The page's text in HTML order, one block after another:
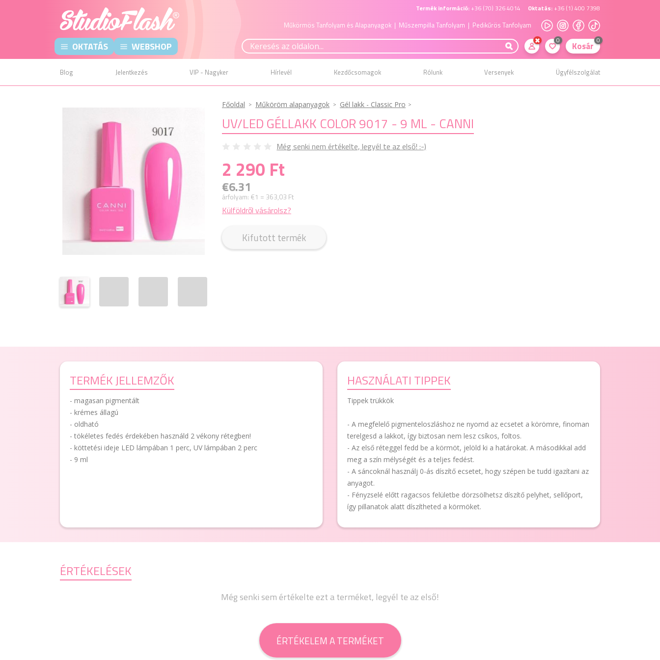
Termék információ: +36 (70) 326 4014 Oktatás: +36 (1) 400 7398
Műkörmös Tanfolyam és Alapanyagok | Műszempilla Tanfolyam | Pedikűrös Tanfolyam
OKTATÁS WEBSHOP 0 Kosár 0
Blog Jelentkezés VIP - Nagyker Hírlevél Kezdőcsomagok Rólunk Versenyek Ügyfélszolgálat
Főoldal Műköröm alapanyagok Gél lakk - Classic Pro
UV/LED GÉLLAKK COLOR 9017 - 9 ML - CANNI
Még senki nem értékelte, legyél te az első! :-)
2 290 Ft
€6.31
árfolyam: €1 = 363,03 Ft
Külföldről vásárolsz?
Kifutott termék
TERMÉK JELLEMZŐK
- magasan pigmentált
- krémes állagú
- oldható
- tökéletes fedés érdekében használd 2 vékony rétegben!
- köttetési ideje LED lámpában 1 perc, UV lámpában 2 perc
- 9 ml
HASZNÁLATI TIPPEK
Tippek trükkök
- A megfelelő pigmenteloszláshoz ne nyomd az ecsetet a körömre, finoman
terelgesd a lakkot, így biztosan nem lesz csíkos, foltos.
- Az első réteggel fedd be a körmöt, jelöld ki a határokat. A másodikkal add
meg a szín mélységét és a teljes fedést.
- A sáncoknál használj 0-ás díszítő ecsetet, hogy szépen be tudd igazítani az
anyagot.
- Fényzselé előtt ragacsos felületbe dörzsölhetsz díszítő pelyhet, sellőport,
így pillanatok alatt díszítheted a körmöket.
ÉRTÉKELÉSEK
Még senki sem értékelte ezt a terméket, legyél te az első!
ÉRTÉKELEM A TERMÉKET